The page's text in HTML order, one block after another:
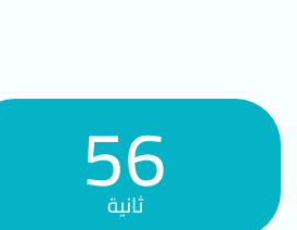
55
ثانية